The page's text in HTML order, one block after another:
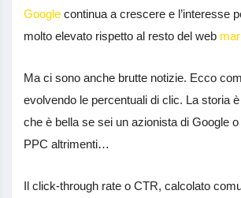
Google continua a crescere e l’interesse
molto elevato rispetto al resto del web
Ma ci sono anche brutte notizie. Ecco
evolvendo le percentuali di clic. La storia
che è bella se sei un azionista di Google
PPC altrimenti…
Il click-through rate o CTR, calcolato